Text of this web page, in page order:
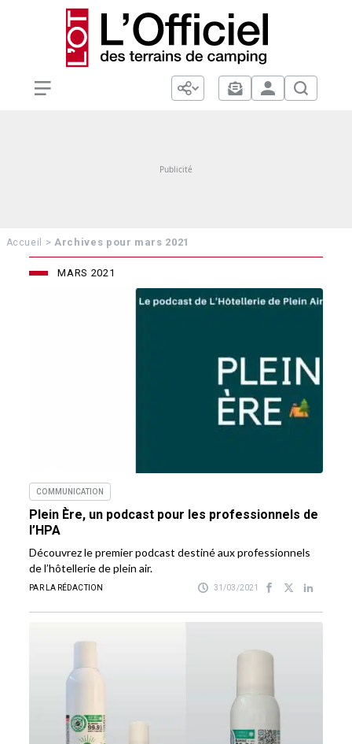
Accueil >Archives pour mars 2021
MARS 2021
COMMUNICATION
Plein Ère, un podcast pour les professionnels de
l’HPA
Découvrez le premier podcast destiné aux professionnels
de l’hôtellerie de plein air.
PAR LA RÉDACTION 31/03/2021